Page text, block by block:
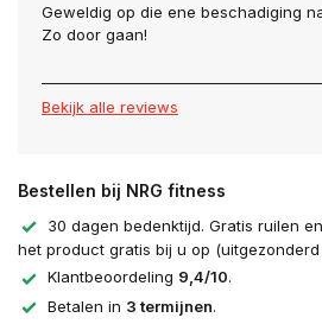
Geweldig op die ene beschadiging
Zo door gaan!
Bekijk alle reviews
Bestellen bij NRG fitness
30 dagen bedenktijd. Gratis ruilen
het product gratis bij u op
Klantbeoordeling 9,4/10.
Betalen in 3 termijnen.